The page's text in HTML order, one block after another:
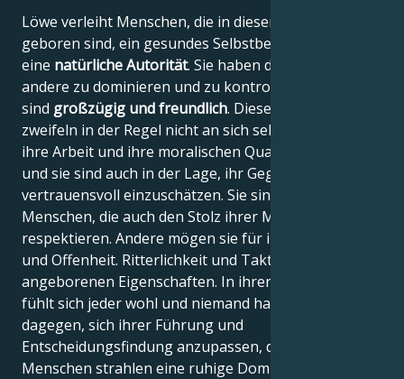
Löwe verleiht Menschen, die in diesem Zeichen
geboren sind, ein gesundes Selbstbewusstsein und
eine natürliche Autorität. Sie haben die Macht,
andere zu dominieren und zu kontrollieren, aber sie
sind großzügig und freundlich. Diese Menschen
zweifeln in der Regel nicht an sich selbst, weil sie an
ihre Arbeit und ihre moralischen Qualitäten glauben,
und sie sind auch in der Lage, ihr Gegenüber
vertrauensvoll einzuschätzen. Sie sind stolze
Menschen, die auch den Stolz ihrer Mitbürger
respektieren. Andere mögen sie für ihre Direktheit
und Offenheit. Ritterlichkeit und Taktgefühl sind ihre
angeborenen Eigenschaften. In ihrer Gegenwart
fühlt sich jeder wohl und niemand hat etwas
dagegen, sich ihrer Führung und
Entscheidungsfindung anzupassen, denn diese
Menschen strahlen eine ruhige Dominanz aus und